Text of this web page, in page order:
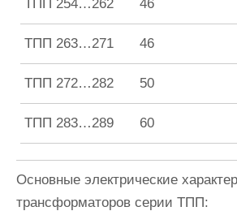
ТПП 254…262 46
ТПП 263…271 46
ТПП 272…282 50
ТПП 283…289 60
Основные электрические
трансформаторов серии ТПП: